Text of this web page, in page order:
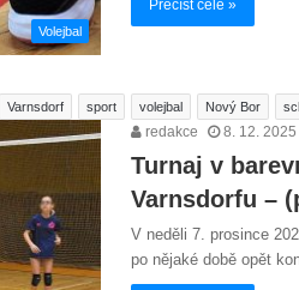
Volejbal
Přečíst celé »
Varnsdorf sport volejbal Nový Bor
redakce 8. 12. 2025
Turnaj v
Varnsdorfu –
V neděli 7. prosince
po nějaké době opět